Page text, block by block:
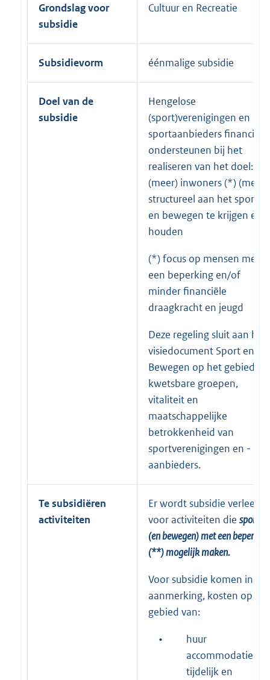
Grondslag voor
subsidie
Cultuur en Recreatie
Subsidievorm éénmalige subsidie
Doel van de
subsidie
Hengelose
(sport)verenigingen en
sportaanbieders financieel
ondersteunen bij het
realiseren van het doel:
(meer) inwoners (*) (meer)
structureel aan het sporten
en bewegen te krijgen en
houden
(*) focus op mensen met
een beperking en/of
minder financiële
draagkracht en jeugd
Deze regeling sluit aan het
visiedocument Sport en
Bewegen op het gebied
kwetsbare groepen,
vitaliteit en
maatschappelijke
betrokkenheid van
sportverenigingen en -
aanbieders.
Te subsidiëren
activiteiten
Er wordt subsidie verleend
voor activiteiten die sporten
(en bewegen) met een beperking
(**) mogelijk maken.
Voor subsidie komen in
aanmerking, kosten op het
gebied van:
•
huur
accommodatie
tijdelijk en